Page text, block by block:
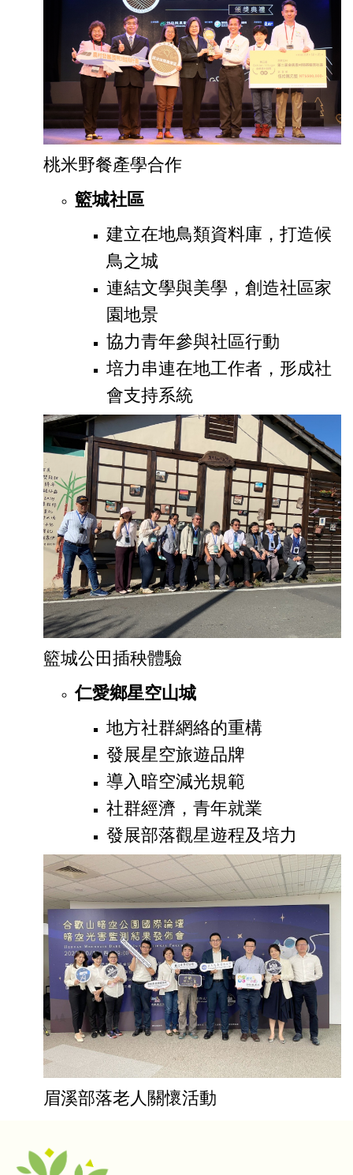
桃米野餐產學合作
籃城社區
建立在地鳥類資料庫，打造候
鳥之城
連結文學與美學，創造社區家
園地景
協力青年參與社區行動
培力串連在地工作者，形成社
會支持系統
籃城公田插秧體驗
仁愛鄉星空山城
地方社群網絡的重構
發展星空旅遊品牌
導入暗空減光規範
社群經濟，青年就業
發展部落觀星遊程及培力
眉溪部落老人關懷活動